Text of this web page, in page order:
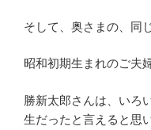
そして、奥さまの、同
昭和初期生まれのご夫
勝新太郎さんは、いろ
生だったと言えると思